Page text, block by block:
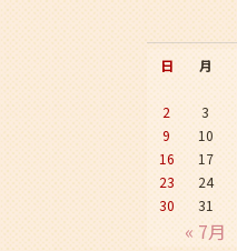
日 月
« 7月
2
3
9
10
16
17
23
24
30
31